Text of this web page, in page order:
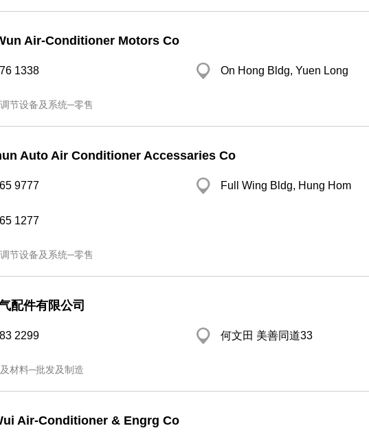
Air-Conditioner Motors Co
1338 On Hong Bldg, Yuen Long
节设备及系统─零售
Auto Air Conditioner Accessaries Co
9777 Full Wing Bldg, Hung Hom
1277
节设备及系统─零售
配件有限公司
2299 何文田 美善同道33
材料─批发及制造
Air-Conditioner & Engrg Co